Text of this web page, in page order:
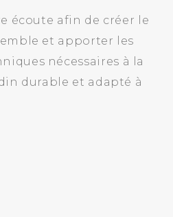
écoute afin de créer le
et apporter les
nécessaires à la
durable et adapté à